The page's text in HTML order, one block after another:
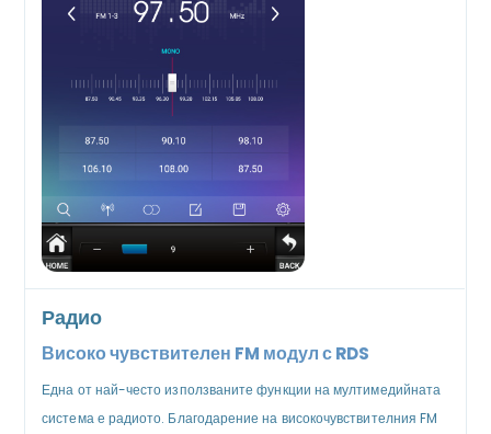
Радио
Високо чувствителен FM модул с RDS
Една от най-често използваните функции на мултимедийната
система е радиото. Благодарение на високочувствителния FM